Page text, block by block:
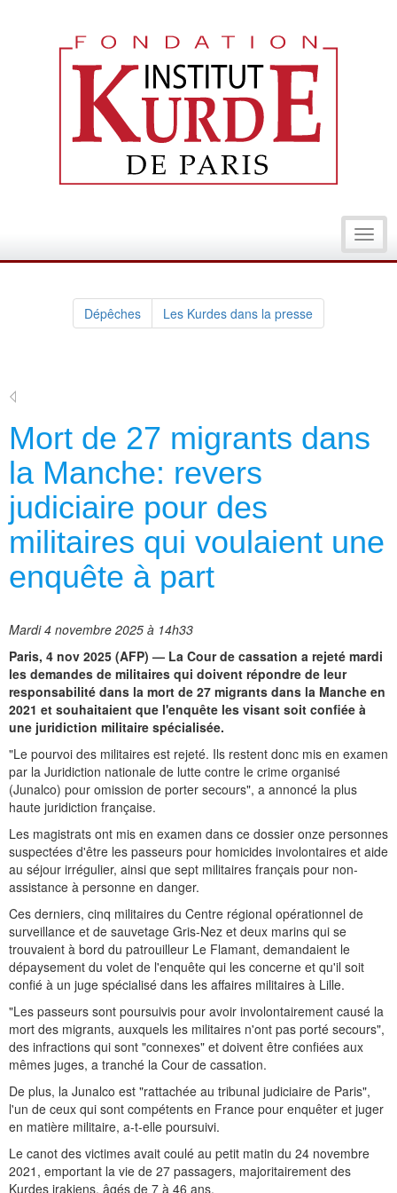
Dépêches Les Kurdes dans la presse
Mort de 27 migrants dans
la Manche: revers
judiciaire pour des
militaires qui voulaient une
enquête à part
Mardi 4 novembre 2025 à 14h33
Paris, 4 nov 2025 (AFP) — La Cour de cassation a rejeté mardi
les demandes de militaires qui doivent répondre de leur
responsabilité dans la mort de 27 migrants dans la Manche en
2021 et souhaitaient que l'enquête les visant soit confiée à
une juridiction militaire spécialisée.
"Le pourvoi des militaires est rejeté. Ils restent donc mis en examen
par la Juridiction nationale de lutte contre le crime organisé
(Junalco) pour omission de porter secours", a annoncé la plus
haute juridiction française.
Les magistrats ont mis en examen dans ce dossier onze personnes
suspectées d'être les passeurs pour homicides involontaires et aide
au séjour irrégulier, ainsi que sept militaires français pour non-
assistance à personne en danger.
Ces derniers, cinq militaires du Centre régional opérationnel de
surveillance et de sauvetage Gris-Nez et deux marins qui se
trouvaient à bord du patrouilleur Le Flamant, demandaient le
dépaysement du volet de l'enquête qui les concerne et qu'il soit
confié à un juge spécialisé dans les affaires militaires à Lille.
"Les passeurs sont poursuivis pour avoir involontairement causé la
mort des migrants, auxquels les militaires n'ont pas porté secours",
des infractions qui sont "connexes" et doivent être confiées aux
mêmes juges, a tranché la Cour de cassation.
De plus, la Junalco est "rattachée au tribunal judiciaire de Paris",
l'un de ceux qui sont compétents en France pour enquêter et juger
en matière militaire, a-t-elle poursuivi.
Le canot des victimes avait coulé au petit matin du 24 novembre
2021, emportant la vie de 27 passagers, majoritairement des
Kurdes irakiens, âgés de 7 à 46 ans.